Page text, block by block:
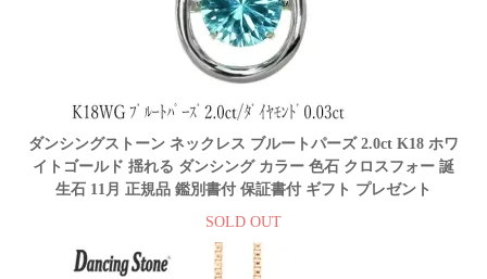
ダンシングストーン ネックレス ブルートパーズ 2.0ct K18 ホワ
イトゴールド 揺れる ダンシング カラー 色石 クロスフォー 誕
生石 11月 正規品 鑑別書付 保証書付 ギフト プレゼント
SOLD OUT